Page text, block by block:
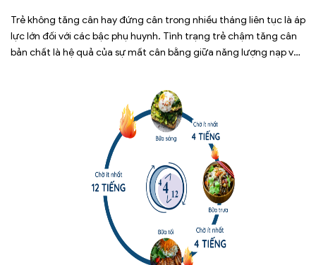
Trẻ không tăng cân hay đứng cân trong nhiều tháng liên tục là áp
lực lớn đối với các bậc phụ huynh. Tình trạng trẻ chậm tăng cân
bản chất là hệ quả của sự mất cân bằng giữa năng lượng nạp vào